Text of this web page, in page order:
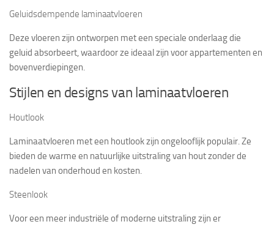
Geluidsdempende laminaatvloeren
Deze vloeren zijn ontworpen met een speciale onderlaag die
geluid absorbeert, waardoor ze ideaal zijn voor appartementen en
bovenverdiepingen.
Stijlen en designs van laminaatvloeren
Houtlook
Laminaatvloeren met een houtlook zijn ongelooflijk populair. Ze
bieden de warme en natuurlijke uitstraling van hout zonder de
nadelen van onderhoud en kosten.
Steenlook
Voor een meer industriële of moderne uitstraling zijn er